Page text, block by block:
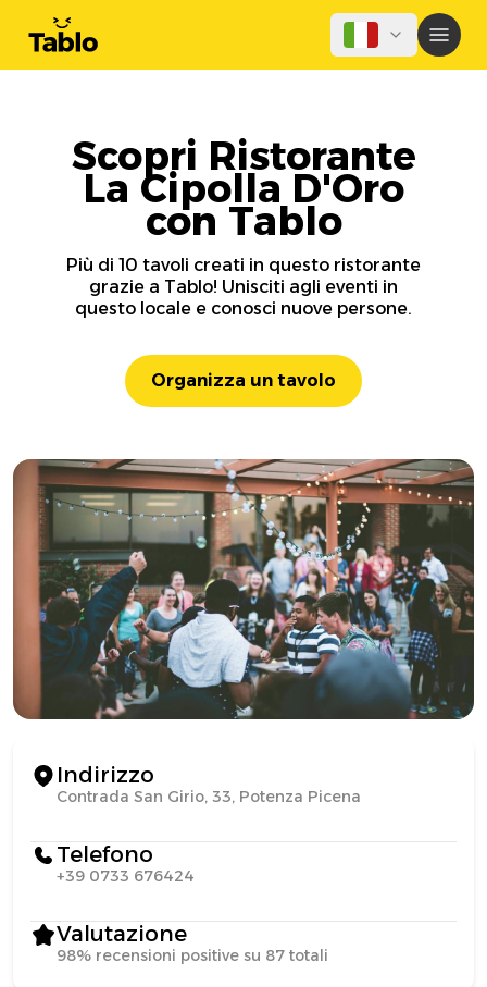
Scopri Ristorante
La Cipolla D'Oro
con Tablo
Più di 10 tavoli creati in questo ristorante
grazie a Tablo! Unisciti agli eventi in
questo locale e conosci nuove persone.
Organizza un tavolo
Indirizzo
Contrada San Girio, 33, Potenza Picena
Telefono
+39 0733 676424
Valutazione
98% recensioni positive su 87 totali